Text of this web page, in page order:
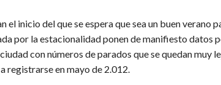
el inicio del que se espera que sea un buen verano
por la estacionalidad ponen de manifiesto datos
con números de parados que se quedan muy
registrarse en mayo de 2.012.